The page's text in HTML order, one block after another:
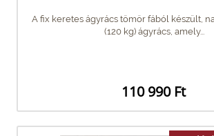
A fix keretes ágyrács tömör fából készült,
(120 kg) ágyrács, amely...
110 990 Ft